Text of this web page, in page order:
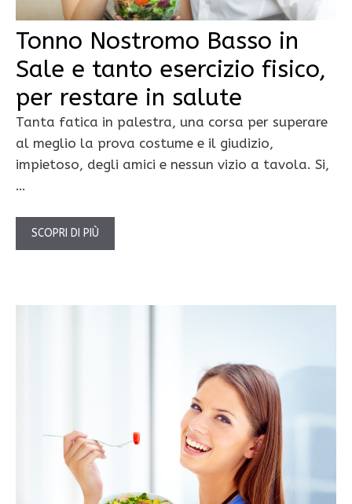
Tonno Nostromo Basso in
Sale e tanto esercizio fisico,
per restare in salute
Tanta fatica in palestra, una corsa per superare
al meglio la prova costume e il giudizio,
impietoso, degli amici e nessun vizio a tavola. Si,
…
SCOPRI DI PIÙ